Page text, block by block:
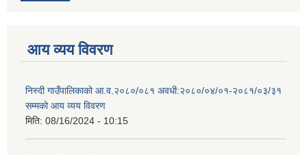
आय व्यय विवरण
निस्दी गाउँपालिकाको आ.व.२०८०/०८१ अवधी:२०८०/०४/०१-२०८१/०३/३१
सम्मको आय व्यय विवरण
मिति: 08/16/2024 - 10:15